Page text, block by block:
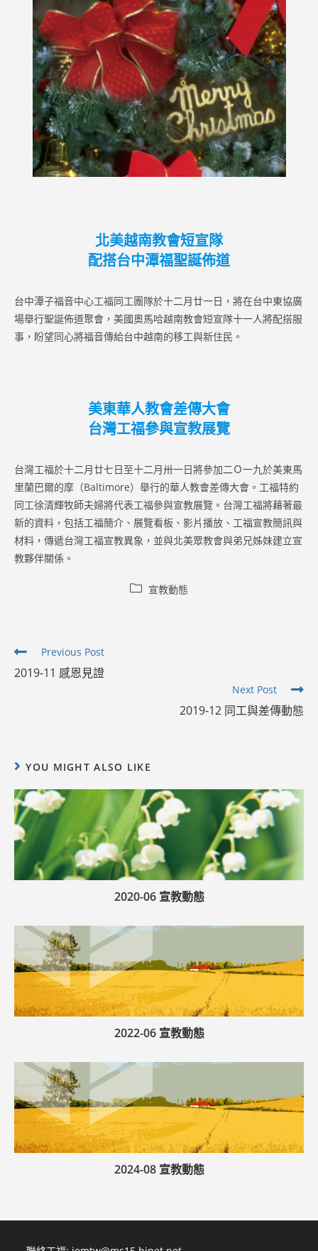
北美越南教會短宣隊
配搭台中潭福聖誕佈道
台中潭子福音中心工福同工團隊於十二月廿一日，將在台中東協廣
場舉行聖誕佈道聚會，美國奧馬哈越南教會短宣隊十一人將配搭服
事，盼望同心將福音傳給台中越南的移工與新住民。
美東華人教會差傳大會
台灣工福參與宣教展覽
台灣工福於十二月廿七日至十二月卅一日將參加二Ｏ一九於美東馬
里蘭巴爾的摩（Baltimore）舉行的華人教會差傳大會。工福特約
同工徐清輝牧師夫婦將代表工福參與宣教展覽。台灣工福將藉著最
新的資料，包括工福簡介、展覽看板、影片播放、工福宣教簡訊與
材料，傳遞台灣工福宣教異象，並與北美眾教會與弟兄姊妹建立宣
教夥伴關係。
Post 宣教動態
Read
articles
Previous Post
2019-11 感恩見證
Next Post
2019-12 同工與差傳動態
YOU MIGHT ALSO LIKE
2020-06 宣教動態
2022-06 宣教動態
2024-08 宣教動態